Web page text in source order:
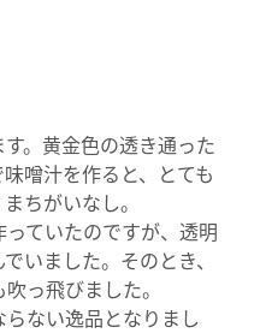
。黄金色の透き通った
噌汁を作ると、とても
ちがいなし。
ていたのですが、透明
いました。そのとき、
っ飛びました。
ない逸品となりまし